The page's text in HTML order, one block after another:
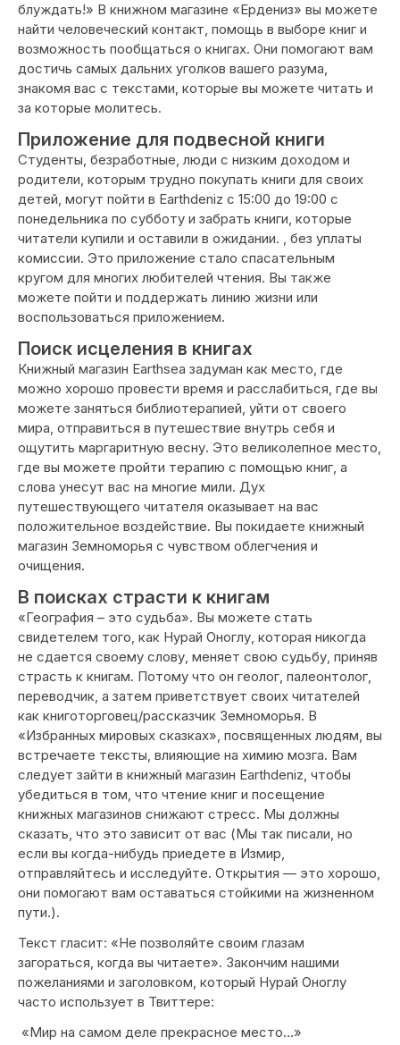
блуждать!» В книжном магазине «Ердениз» вы можете
найти человеческий контакт, помощь в выборе книг и
возможность пообщаться о книгах. Они помогают вам
достичь самых дальних уголков вашего разума,
знакомя вас с текстами, которые вы можете читать и
за которые молитесь.
Приложение для подвесной книги
Студенты, безработные, люди с низким доходом и
родители, которым трудно покупать книги для своих
детей, могут пойти в Earthdeniz с 15:00 до 19:00 с
понедельника по субботу и забрать книги, которые
читатели купили и оставили в ожидании. , без уплаты
комиссии. Это приложение стало спасательным
кругом для многих любителей чтения. Вы также
можете пойти и поддержать линию жизни или
воспользоваться приложением.
Поиск исцеления в книгах
Книжный магазин Earthsea задуман как место, где
можно хорошо провести время и расслабиться, где вы
можете заняться библиотерапией, уйти от своего
мира, отправиться в путешествие внутрь себя и
ощутить маргаритную весну. Это великолепное место,
где вы можете пройти терапию с помощью книг, а
слова унесут вас на многие мили. Дух
путешествующего читателя оказывает на вас
положительное воздействие. Вы покидаете книжный
магазин Земноморья с чувством облегчения и
очищения.
В поисках страсти к книгам
«География – это судьба». Вы можете стать
свидетелем того, как Нурай Оноглу, которая никогда
не сдается своему слову, меняет свою судьбу, приняв
страсть к книгам. Потому что он геолог, палеонтолог,
переводчик, а затем приветствует своих читателей
как книготорговец/рассказчик Земноморья. В
«Избранных мировых сказках», посвященных людям, вы
встречаете тексты, влияющие на химию мозга. Вам
следует зайти в книжный магазин Earthdeniz, чтобы
убедиться в том, что чтение книг и посещение
книжных магазинов снижают стресс. Мы должны
сказать, что это зависит от вас (Мы так писали, но
если вы когда-нибудь приедете в Измир,
отправляйтесь и исследуйте. Открытия — это хорошо,
они помогают вам оставаться стойкими на жизненном
пути.).
Текст гласит: «Не позволяйте своим глазам
загораться, когда вы читаете». Закончим нашими
пожеланиями и заголовком, который Нурай Оноглу
часто использует в Твиттере:
«Мир на самом деле прекрасное место…»